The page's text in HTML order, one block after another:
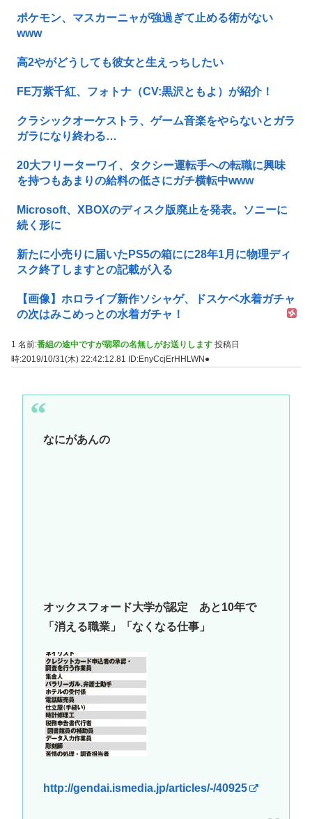
ポケモン、マスカーニャが強過ぎて止める術がない
www
高2やがどうしても彼女と生えっちしたい
FE万紫千紅、フォトナ（CV:黒沢ともよ）が紹介！
クラシックオーケストラ、ゲーム音楽をやらないとガラ
ガラになり終わる…
20大フリーターワイ、タクシー運転手への転職に興味
を持つもあまりの給料の低さにガチ横転中www
Microsoft、XBOXのディスク版廃止を発表。ソニーに
続く形に
新たに小売りに届いたPS5の箱にに28年1月に物理ディ
スク終了しますとの記載が入る
【画像】ホロライブ新作ソシャゲ、ドスケベ水着ガチャ
の次はみこめっとの水着ガチャ！
1 名前:番組の途中ですが翡翠の名無しがお送りします 投稿日
時:2019/10/31(木) 22:42:12.81
ID:EnyCcjErHHLWN●
なにがあんの
オックスフォード大学が認定 あと10年で
「消える職業」「なくなる仕事」
http://gendai.ismedia.jp/articles/-/40925